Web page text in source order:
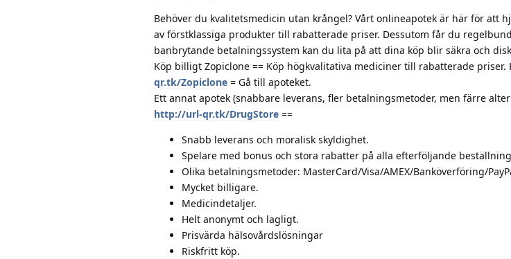
Behöver du kvalitetsmedicin utan krångel? Vårt onlineapotek är här för att
av förstklassiga produkter till rabatterade priser. Dessutom får du
banbrytande betalningssystem kan du lita på att dina köp blir säkra och
Köp billigt Zopiclone == Köp högkvalitativa mediciner till rabatterade priser.
qr.tk/Zopiclone = Gå till apoteket.
Ett annat apotek (snabbare leverans, fler betalningsmetoder, men färre
http://url-qr.tk/DrugStore ==
Snabb leverans och moralisk skyldighet.
Spelare med bonus och stora rabatter på alla efterföljande
Olika betalningsmetoder: MasterCard/Visa/AMEX/Banköverföring/
Mycket billigare.
Medicindetaljer.
Helt anonymt och lagligt.
Prisvärda hälsovårdslösningar
Riskfritt köp.